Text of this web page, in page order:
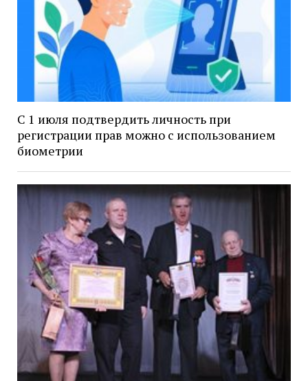
С 1 июля подтвердить личность при
регистрации прав можно с использованием
биометрии